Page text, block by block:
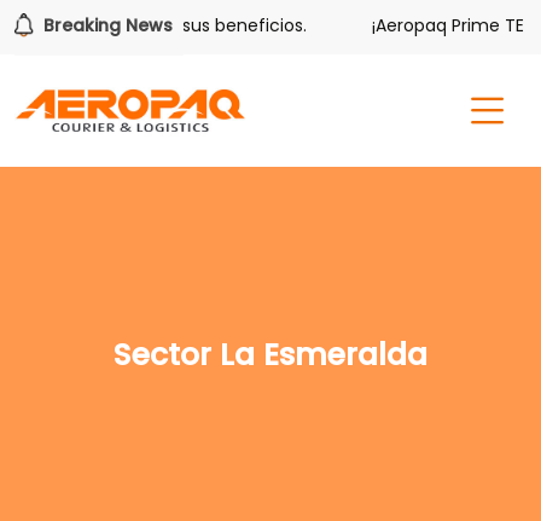
Breaking News
también tiene sus beneficios. ¡Aeropaq Prime TE DA
Sector La Esmeralda